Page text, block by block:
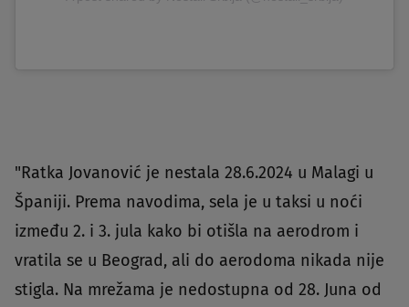
"Ratka Jovanović je nestala 28.6.2024 u Malagi u
Španiji. Prema navodima, sela je u taksi u noći
između 2. i 3. jula kako bi otišla na aerodrom i
vratila se u Beograd, ali do aerodoma nikada nije
stigla. Na mrežama je nedostupna od 28. Juna od